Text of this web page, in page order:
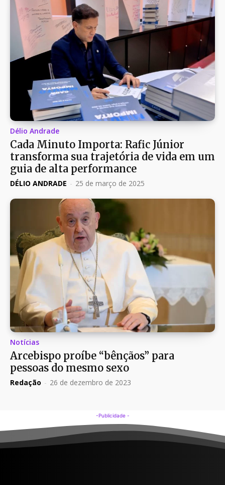
Délio Andrade
Cada Minuto Importa: Rafic Júnior
transforma sua trajetória de vida em um
guia de alta performance
DÉLIO ANDRADE - 25 de março de 2025
Notícias
Arcebispo proíbe “bênçãos” para
pessoas do mesmo sexo
Redação - 26 de dezembro de 2023
-Publicidade -